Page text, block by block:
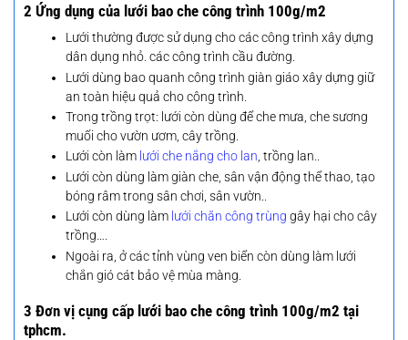
2 Ứng dụng của lưới bao che công trình 100g/m2
Lưới thường được sử dụng cho các công trình xây dựng
dân dụng nhỏ. các công trình cầu đường.
Lưới dùng bao quanh công trình giàn giáo xây dựng giữ
an toàn hiệu quả cho công trình.
Trong trồng trọt: lưới còn dùng để che mưa, che sương
muối cho vườn ươm, cây trồng.
Lưới còn làm lưới che nắng cho lan, trồng lan..
Lưới còn dùng làm giàn che, sân vận động thể thao, tạo
bóng râm trong sân chơi, sân vườn..
Lưới còn dùng làm lưới chăn công trùng gây hại cho cây
trồng….
Ngoài ra, ở các tỉnh vùng ven biển còn dùng làm lưới
chắn gió cát bảo vệ mùa màng.
3 Đơn vị cụng cấp lưới bao che công trình 100g/m2 tại
tphcm.